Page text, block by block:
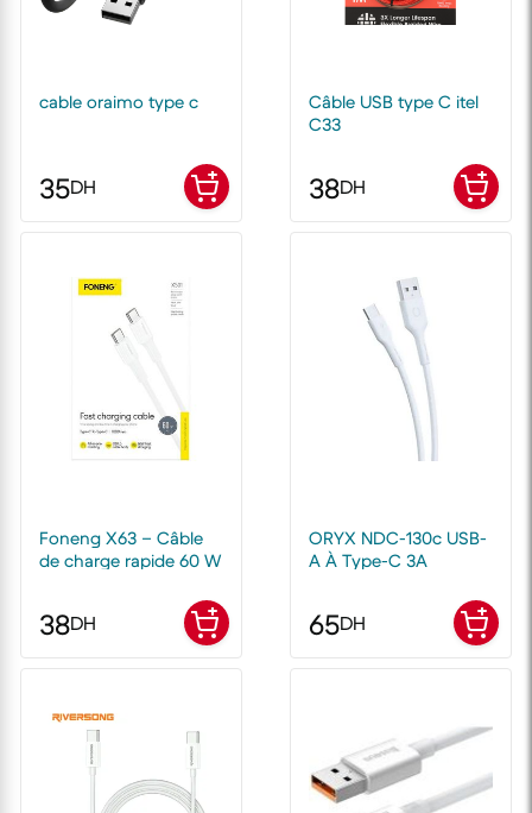
cable oraimo type c
35DH
Câble USB type C itel
C33
38DH
Foneng X63 – Câble
de charge rapide 60 W
38DH
ORYX NDC-130c USB-
A À Type-C 3A
65DH